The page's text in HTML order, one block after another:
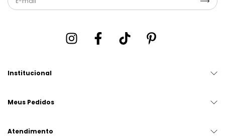
Institucional
Meus Pedidos
Atendimento